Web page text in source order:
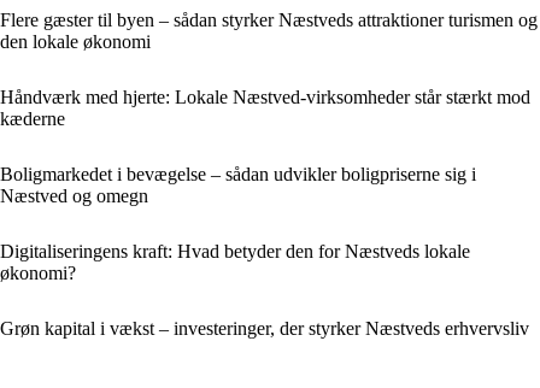
Flere gæster til byen – sådan styrker Næstveds attraktioner turismen og
den lokale økonomi
Håndværk med hjerte: Lokale Næstved-virksomheder står stærkt mod
kæderne
Boligmarkedet i bevægelse – sådan udvikler boligpriserne sig i
Næstved og omegn
Digitaliseringens kraft: Hvad betyder den for Næstveds lokale
økonomi?
Grøn kapital i vækst – investeringer, der styrker Næstveds erhvervsliv